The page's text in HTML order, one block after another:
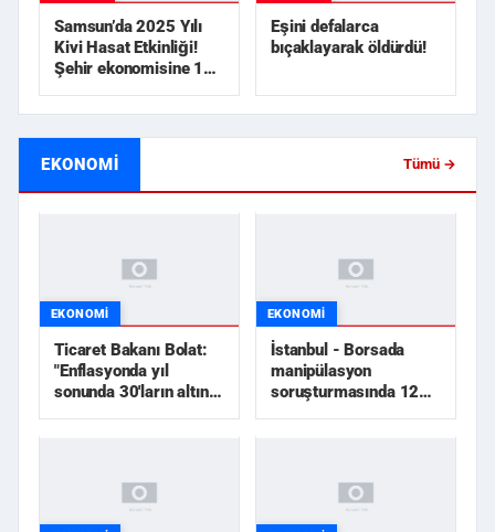
Samsun’da 2025 Yılı
Kivi Hasat Etkinliği!
Şehir ekonomisine 1
Eşini defalarca
bıçaklayarak öldürdü!
EKONOMI Tümü →
EKONOMI
Ticaret Bakanı Bolat:
"Enflasyonda yıl
sonunda 30'ların altını
EKONOMI
İstanbul - Borsada
manipülasyon
soruşturmasında 12